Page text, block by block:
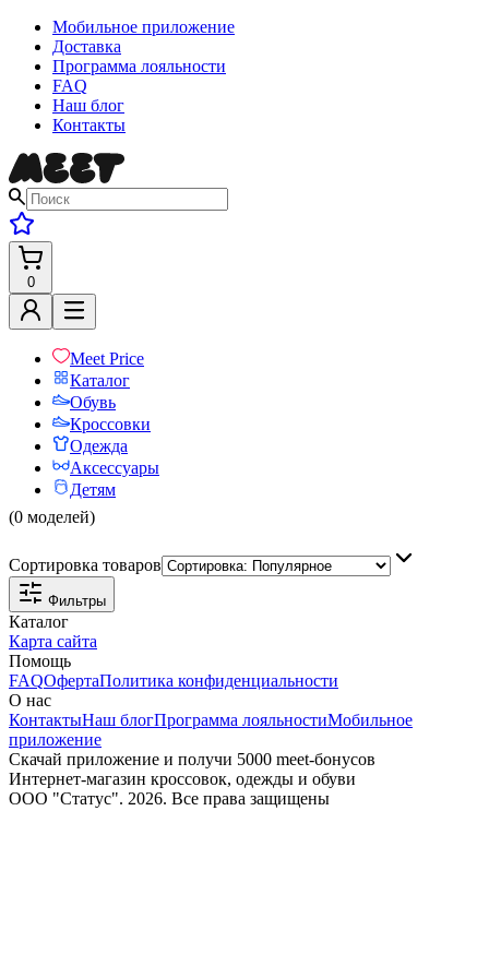
Мобильное приложение
Доставка
Программа лояльности
FAQ
Наш блог
Контакты
0
Meet Price
Каталог
Обувь
Кроссовки
Одежда
Аксессуары
Детям
(0 моделей)
Сортировка товаров
Фильтры
Каталог
Карта сайта
Помощь
FAQОфертаПолитика конфиденциальности
О нас
КонтактыНаш блогПрограмма лояльностиМобильное
приложение
Скачай приложение и получи 5000 meet-бонусов
Интернет-магазин кроссовок, одежды и обуви
ООО "Статус". 2026. Все права защищены